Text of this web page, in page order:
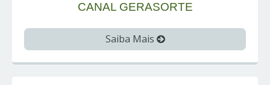
CANAL GERASORTE
Saiba Mais